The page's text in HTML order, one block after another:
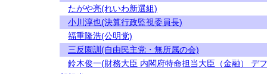
たがや亮(れいわ新選組)
小川淳也(決算行政監視委員長)
福重隆浩(公明党)
三反園訓(自由民主党・無所属の会)
鈴木俊一(財務大臣 内閣府特命担当大臣（金融） デ